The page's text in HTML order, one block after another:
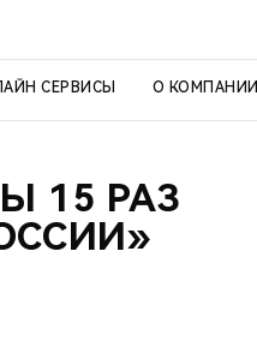
СЕРВИСЫ О КОМПАНИИ
15 РАЗ